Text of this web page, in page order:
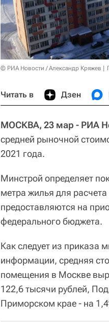
© РИА Новости / Александр Кряжев
Читать в Дзен
МОСКВА, 23 мар - РИА
средней рыночной
2021 года.
Минстрой определяет
метра жилья для
предоставляются на
федерального бюджета.
Как следует из приказа
информации, средняя
помещения в Москве
122,6 тысячи рублей,
Приморском крае - на